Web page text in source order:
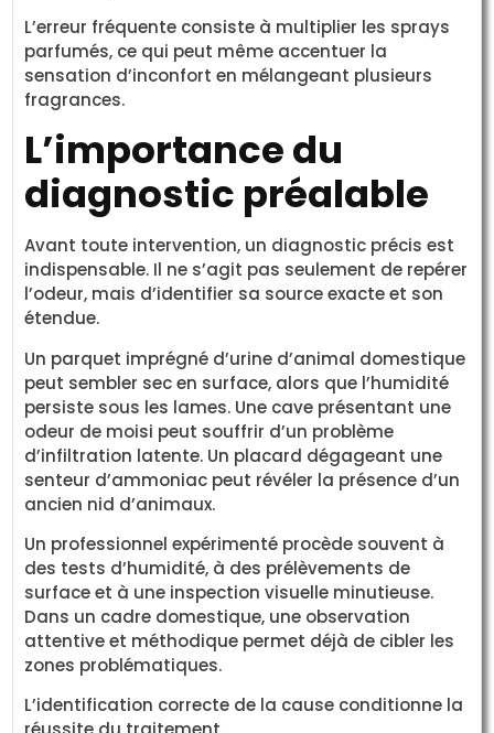
L’erreur fréquente consiste à multiplier les sprays
parfumés, ce qui peut même accentuer la
sensation d’inconfort en mélangeant plusieurs
fragrances.
L’importance du
diagnostic préalable
Avant toute intervention, un diagnostic précis est
indispensable. Il ne s’agit pas seulement de repérer
l’odeur, mais d’identifier sa source exacte et son
étendue.
Un parquet imprégné d’urine d’animal domestique
peut sembler sec en surface, alors que l’humidité
persiste sous les lames. Une cave présentant une
odeur de moisi peut souffrir d’un problème
d’infiltration latente. Un placard dégageant une
senteur d’ammoniac peut révéler la présence d’un
ancien nid d’animaux.
Un professionnel expérimenté procède souvent à
des tests d’humidité, à des prélèvements de
surface et à une inspection visuelle minutieuse.
Dans un cadre domestique, une observation
attentive et méthodique permet déjà de cibler les
zones problématiques.
L’identification correcte de la cause conditionne la